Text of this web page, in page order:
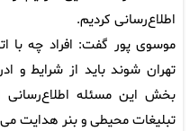
اطلاع‌رسانی کردیم.
موسوی پور گفت: افراد چه با
تهران شوند باید از شرایط و
بخش این مسئله اطلاع‌رسانی
تبلیغات محیطی و بنر هدایت